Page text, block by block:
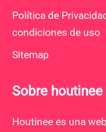
Política de
condiciones de uso
Sitemap
Sobre houtinee
Houtinee es una